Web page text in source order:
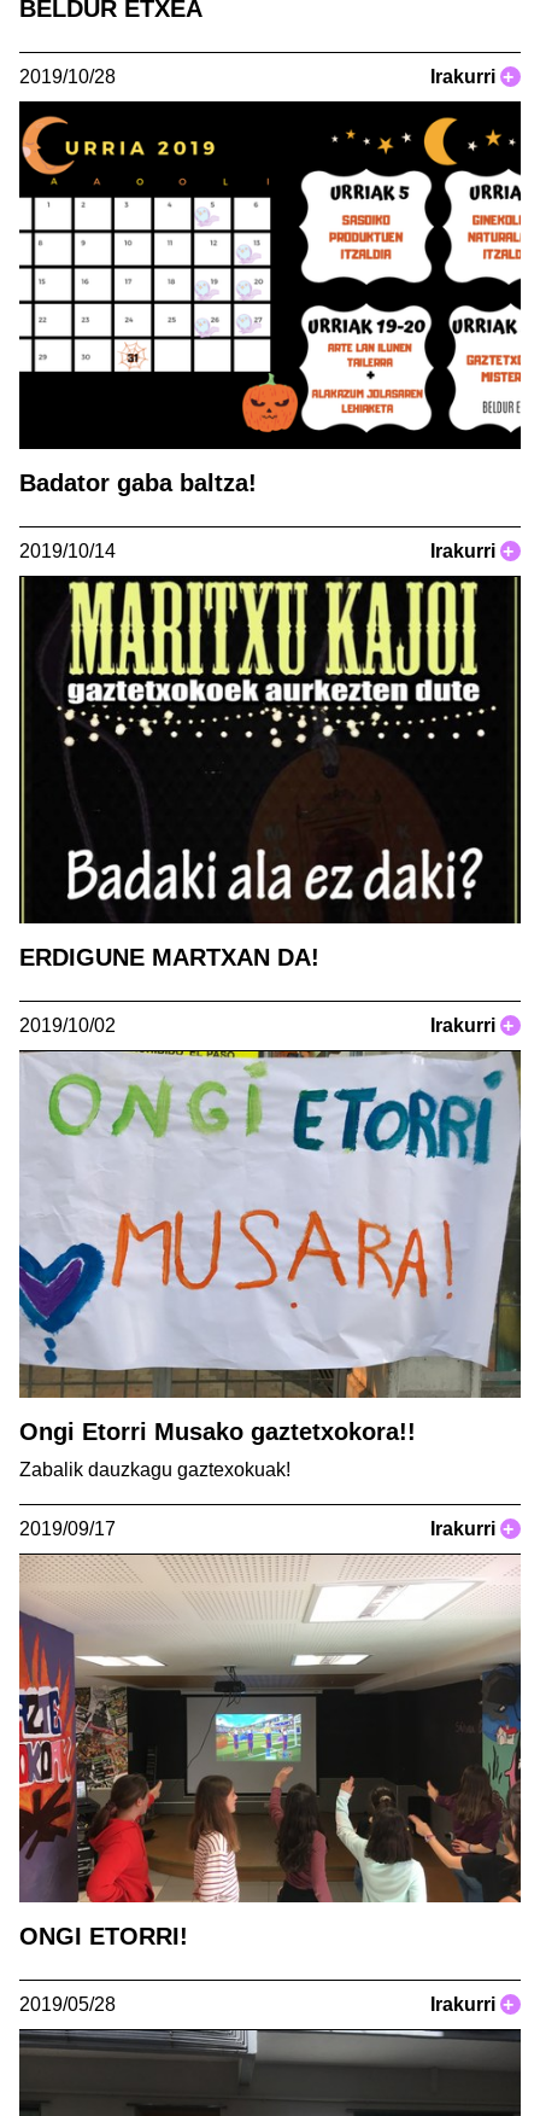
BELDUR ETXEA
2019/10/28 Irakurri +
Badator gaba baltza!
2019/10/14 Irakurri +
ERDIGUNE MARTXAN DA!
2019/10/02 Irakurri +
Ongi Etorri Musako gaztetxokora!!
Zabalik dauzkagu gaztexokuak!
2019/09/17 Irakurri +
ONGI ETORRI!
2019/05/28 Irakurri +